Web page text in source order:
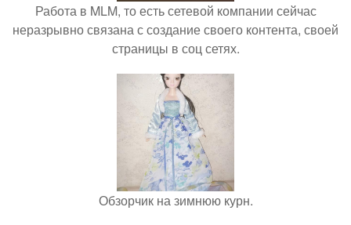
Работа в MLM, то есть сетевой компании сейчас
неразрывно связана с создание своего контента, своей
страницы в соц сетях.
Обзорчик на зимнюю курн.